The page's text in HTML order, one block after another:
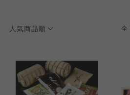
人気商品順 全